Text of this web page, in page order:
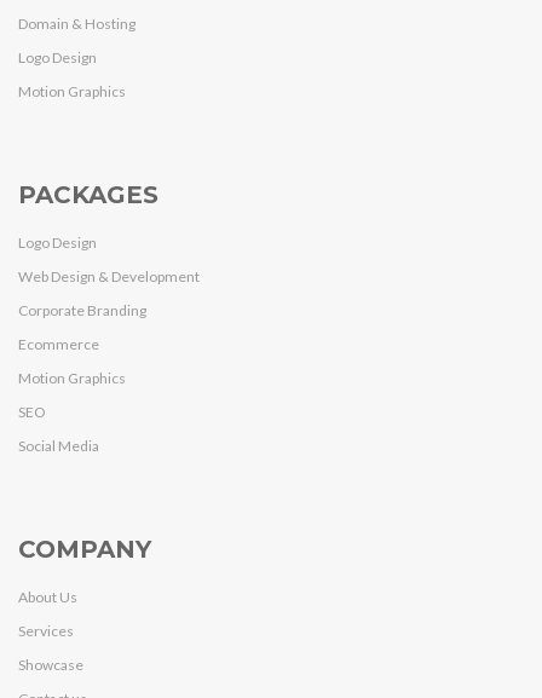
Domain & Hosting
Logo Design
Motion Graphics
PACKAGES
Logo Design
Web Design & Development
Corporate Branding
Ecommerce
Motion Graphics
SEO
Social Media
COMPANY
About Us
Services
Showcase